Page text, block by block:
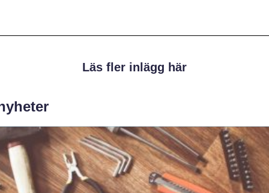
Läs fler inlägg här